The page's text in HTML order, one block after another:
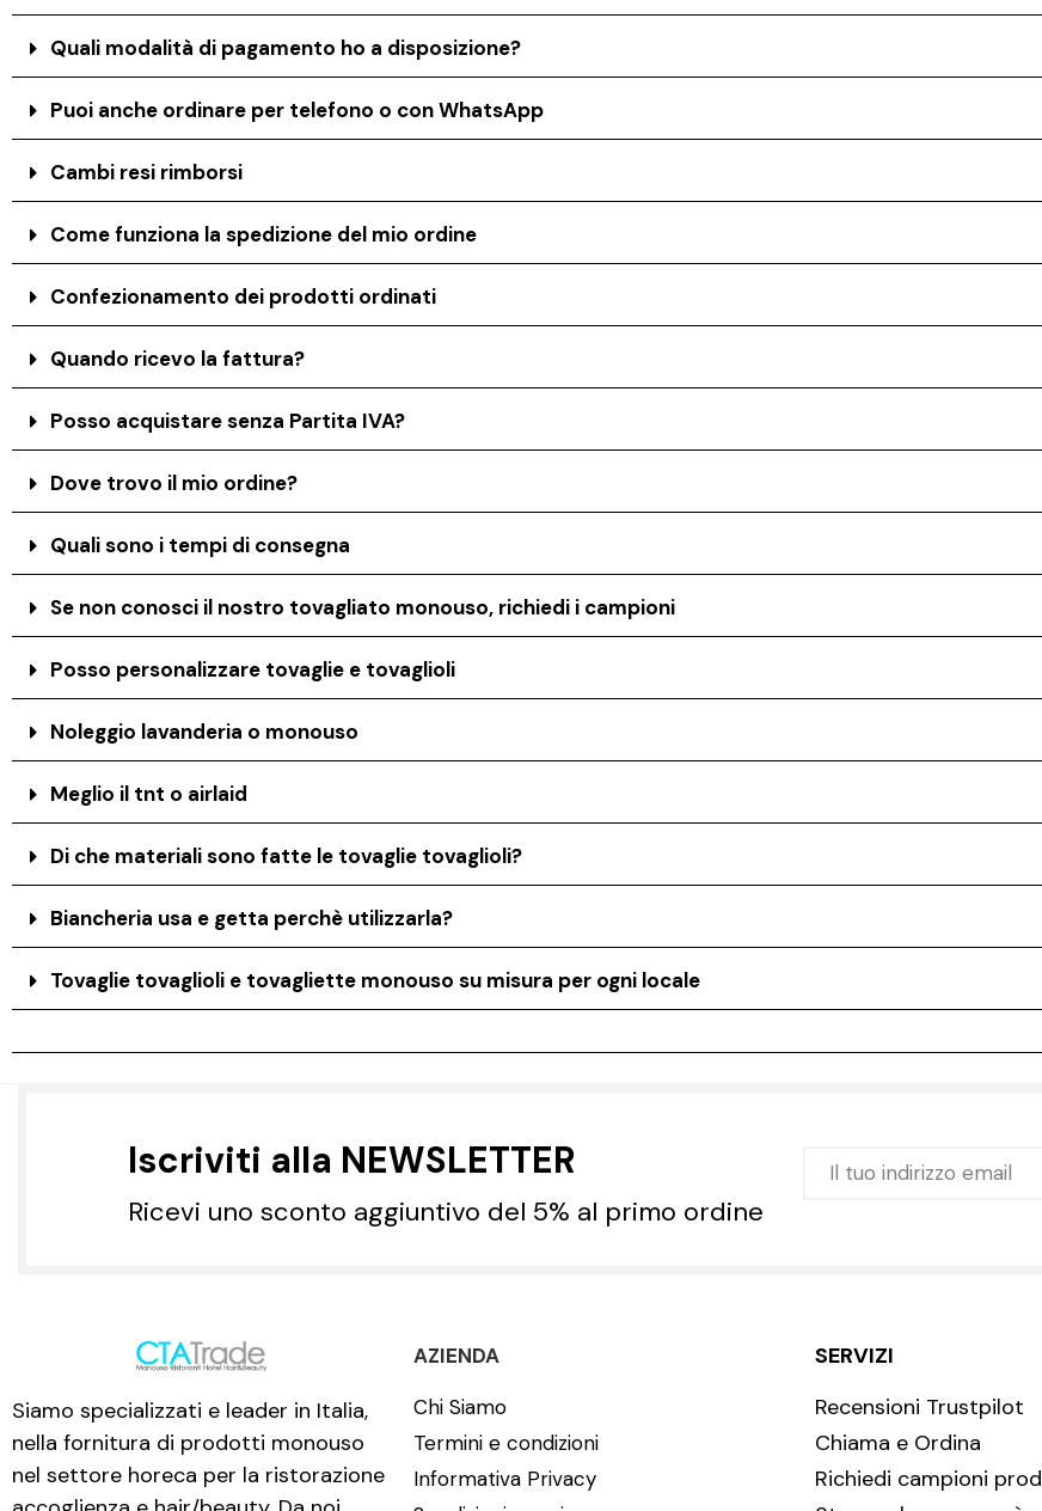
Quali modalità di pagamento ho a disposizione?
Puoi anche ordinare per telefono o con WhatsApp
Cambi resi rimborsi
Come funziona la spedizione del mio ordine
Confezionamento dei prodotti ordinati
Quando ricevo la fattura?
Posso acquistare senza Partita IVA?
Dove trovo il mio ordine?
Quali sono i tempi di consegna
Se non conosci il nostro tovagliato monouso, richiedi i campioni
Posso personalizzare tovaglie e tovaglioli
Noleggio lavanderia o monouso
Meglio il tnt o airlaid
Di che materiali sono fatte le tovaglie tovaglioli?
Biancheria usa e getta perchè utilizzarla?
Tovaglie tovaglioli e tovagliette monouso su misura per ogni locale
Iscriviti alla NEWSLETTER
Ricevi uno sconto aggiuntivo del 5% al primo ordine
Siamo specializzati e leader in Italia,
nella fornitura di prodotti monouso
nel settore horeca per la ristorazione
AZIENDA
Chi Siamo
Termini e condizioni
Informativa Privacy
SERVIZI
Recensioni Trustpilot
Chiama e Ordina
Richiedi campioni